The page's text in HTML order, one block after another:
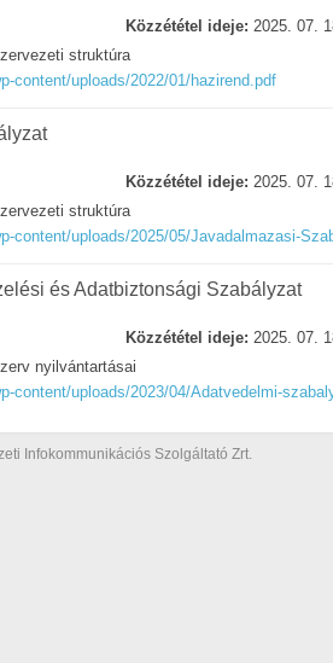
Közzététel ideje: 2025. 07.
struktúra
content/uploads/2022/01/hazirend.pdf
Közzététel ideje: 2025. 07.
struktúra
content/uploads/2025/05/Javadalmazasi-
és Adatbiztonsági Szabályzat
Közzététel ideje: 2025. 07.
nyilvántartásai
content/uploads/2023/04/Adatvedelmi-
Infokommunikációs Szolgáltató Zrt.